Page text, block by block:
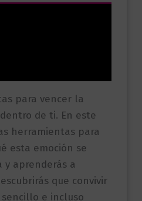
para vencer la
de ti. En este
herramientas para
esta emoción se
y aprenderás a
que convivir
e incluso